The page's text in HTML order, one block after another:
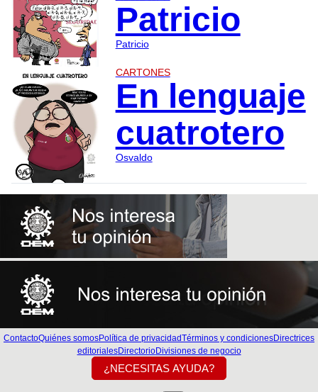
Patricio
Patricio
CARTONES
En lenguaje
cuatrotero
Osvaldo
ContactoQuiénes somosPolítica de privacidadTérminos y condicionesDirectrices
editorialesDirectorioDivisiones de negocio
¿NECESITAS AYUDA?